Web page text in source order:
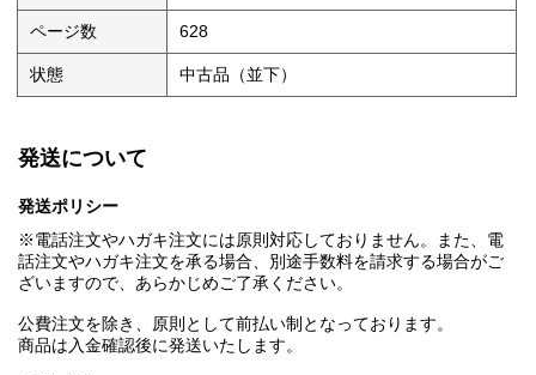
ページ数 628
状態 中古品（並下）
発送について
発送ポリシー
※電話注文やハガキ注文には原則対応しておりません。また、電
話注文やハガキ注文を承る場合、別途手数料を請求する場合がご
ざいますので、あらかじめご了承ください。
公費注文を除き、原則として前払い制となっております。
商品は入金確認後に発送いたします。